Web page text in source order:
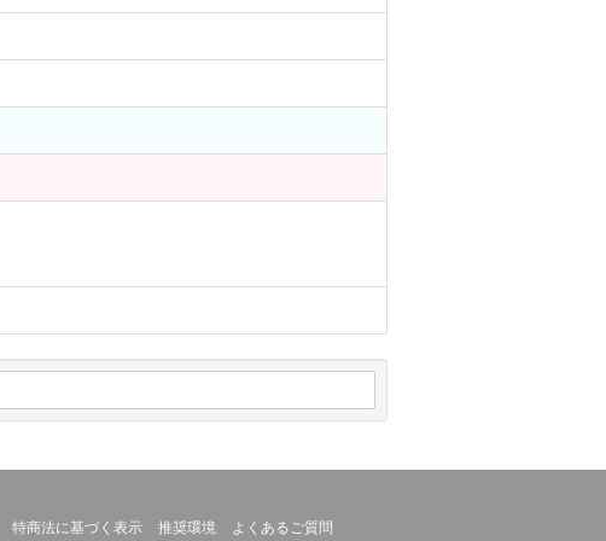
特商法に基づく表示 推奨環境 よくあるご質問